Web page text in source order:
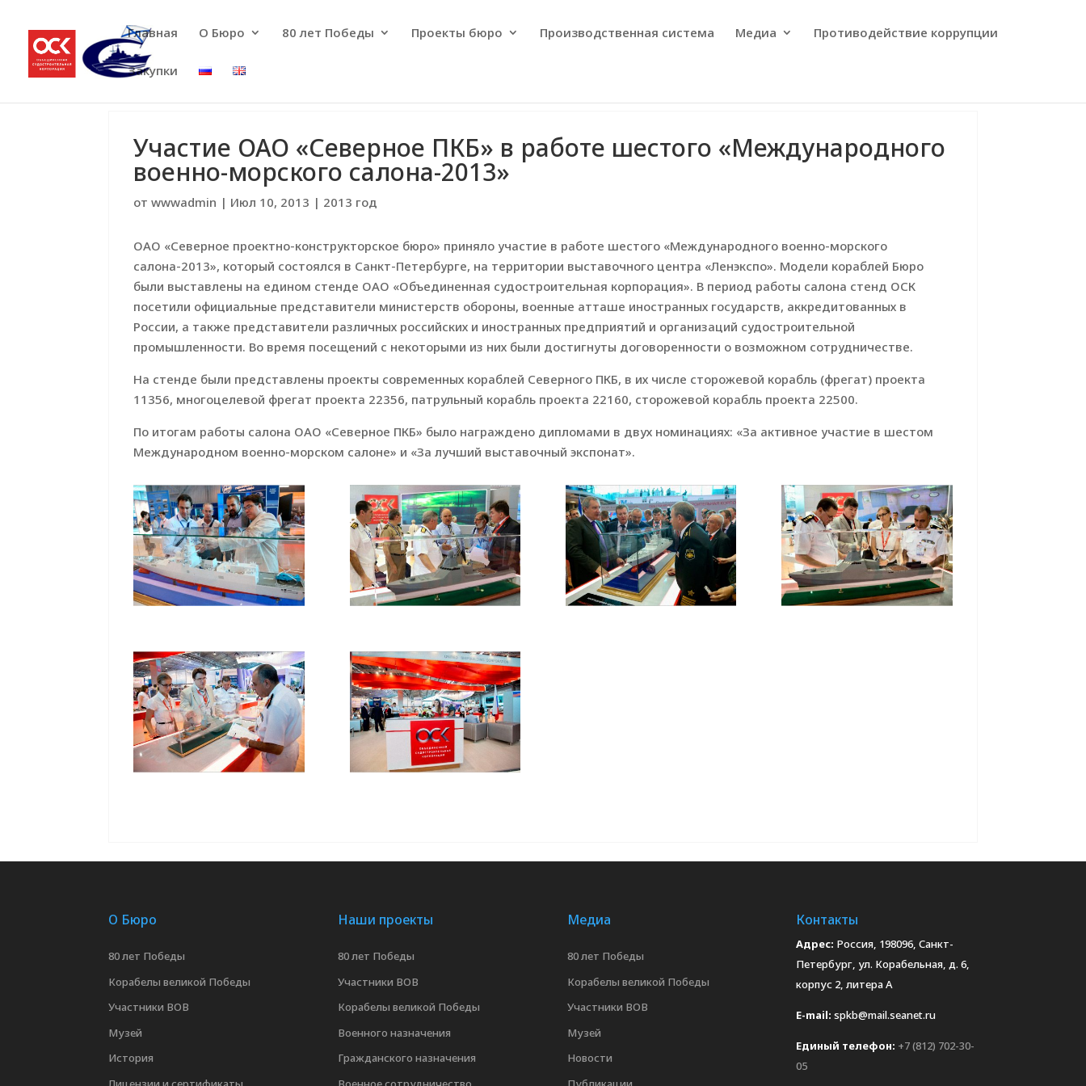
Главная О Бюро 80 лет Победы Проекты бюро Производственная система Медиа Противодействие коррупции
Закупки
Участие ОАО «Северное ПКБ» в работе шестого «Международного
военно-морского салона-2013»
отwwwadmin | Июл 10, 2013 | 2013 год
ОАО «Северное проектно-конструкторское бюро» приняло участие в работе шестого «Международного военно-морского
салона-2013», который состоялся в Санкт-Петербурге, на территории выставочного центра «Ленэкспо». Модели кораблей Бюро
были выставлены на едином стенде ОАО «Объединенная судостроительная корпорация». В период работы салона стенд ОСК
посетили официальные представители министерств обороны, военные атташе иностранных государств, аккредитованных в
России, а также представители различных российских и иностранных предприятий и организаций судостроительной
промышленности. Во время посещений с некоторыми из них были достигнуты договоренности о возможном сотрудничестве.
На стенде были представлены проекты современных кораблей Северного ПКБ, в их числе сторожевой корабль (фрегат) проекта
11356, многоцелевой фрегат проекта 22356, патрульный корабль проекта 22160, сторожевой корабль проекта 22500.
По итогам работы салона ОАО «Северное ПКБ» было награждено дипломами в двух номинациях: «За активное участие в шестом
Международном военно-морском салоне» и «За лучший выставочный экспонат».
О Бюро
80 лет Победы
Корабелы великой Победы
Участники ВОВ
Музей
История
Наши проекты
80 лет Победы
Участники ВОВ
Корабелы великой Победы
Военного назначения
Гражданского назначения
Медиа
80 лет Победы
Корабелы великой Победы
Участники ВОВ
Музей
Новости
Контакты
Адрес: Россия, 198096, Санкт-
Петербург, ул. Корабельная, д. 6,
корпус 2, литера А
E-mail: spkb@mail.seanet.ru
Единый телефон: +7 (812) 702-30-
05